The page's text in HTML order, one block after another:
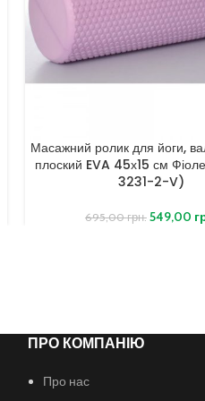
Масажний ролик для йоги,
плоский EVA 45х15 см
3231-2-V)
695,00грн. 549,00
ПРО КОМПАНІЮ
Про нас